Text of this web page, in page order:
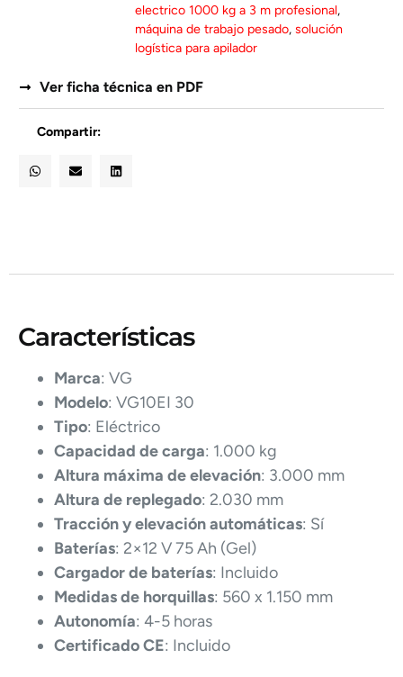
electrico 1000 kg a 3 m profesional,
máquina de trabajo pesado,solución
logística para apilador
Ver ficha técnica en PDF
Compartir:
Características
Marca: VG
Modelo: VG10EI 30
Tipo: Eléctrico
Capacidad de carga: 1.000 kg
Altura máxima de elevación: 3.000 mm
Altura de replegado: 2.030 mm
Tracción y elevación automáticas: Sí
Baterías: 2×12 V 75 Ah (Gel)
Cargador de baterías: Incluido
Medidas de horquillas: 560 x 1.150 mm
Autonomía: 4-5 horas
Certificado CE: Incluido